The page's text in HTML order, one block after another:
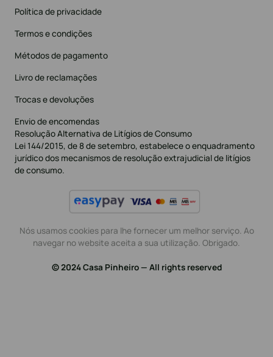
Política de privacidade
Termos e condições
Métodos de pagamento
Livro de reclamações
Trocas e devoluções
Envio de encomendas
Resolução Alternativa de Litígios de Consumo
Lei 144/2015, de 8 de setembro, estabelece o enquadramento
jurídico dos mecanismos de resolução extrajudicial de litígios
de consumo.
Nós usamos cookies para lhe fornecer um melhor serviço. Ao
navegar no website aceita a sua utilização. Obrigado.
© 2024 Casa Pinheiro — All rights reserved